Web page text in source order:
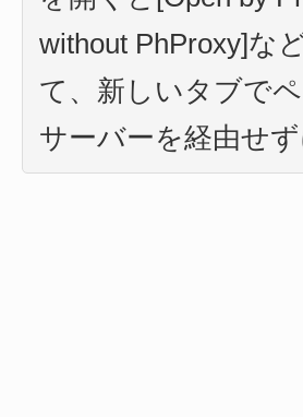
without PhProxy]な
て、新しいタブで
サーバーを経由せ